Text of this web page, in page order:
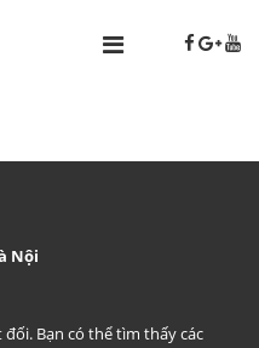
Nội
Bạn có thể tìm thấy các